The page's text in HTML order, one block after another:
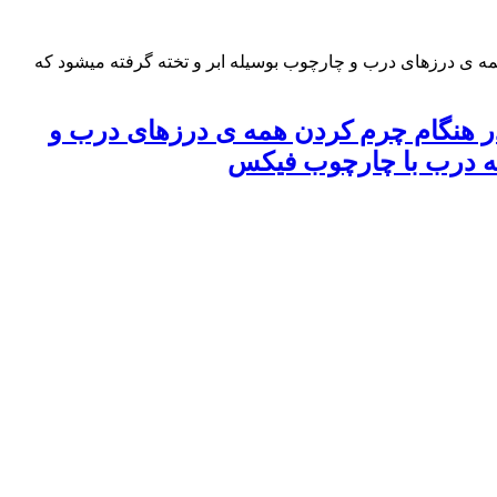
درزهای درب و چارچوب بوسیله ابر و تخته گرفته میشود که
چرم کردن همه ی درزهای درب و
که درب با چارچوب فیکس